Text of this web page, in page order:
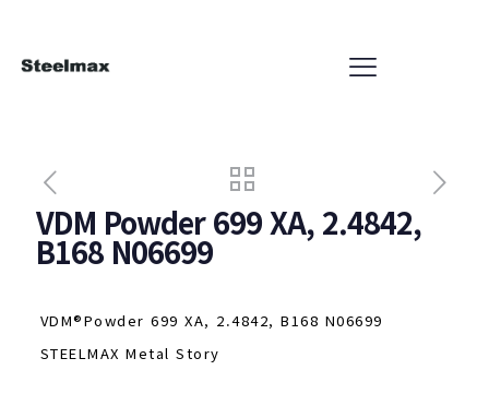
VDM Powder 699 XA, 2.4842,
B168 N06699
VDM®Powder 699 XA, 2.4842, B168 N06699
STEELMAX Metal Story